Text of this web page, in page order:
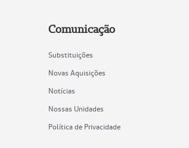
Comunicação
Substituições
Novas Aquisições
Notícias
Nossas Unidades
Política de Privacidade